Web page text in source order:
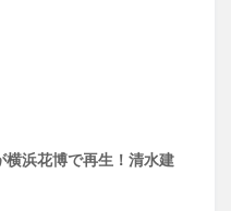
横浜花博で再生！清水建